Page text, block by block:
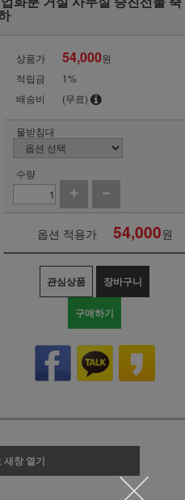
상품가 54,000원
적립금
1%
배송비
(무료)
물받침대
수량
옵션 적용가 54,000원
관심상품 장바구니
구매하기
새창 열기